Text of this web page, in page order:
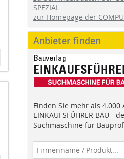
SPEZIAL
zur Homepage der
Anbieter finden
Finden Sie mehr als
EINKAUFSFÜHRER BAU -
Suchmaschine für